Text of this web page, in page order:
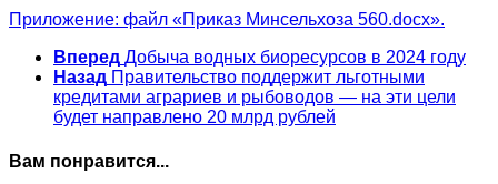
Приложение: файл «Приказ Минсельхоза 560.docx».
Вперед Добыча водных биоресурсов в 2024 году
Назад Правительство поддержит льготными
кредитами аграриев и рыбоводов — на эти цели
будет направлено 20 млрд рублей
Вам понравится...